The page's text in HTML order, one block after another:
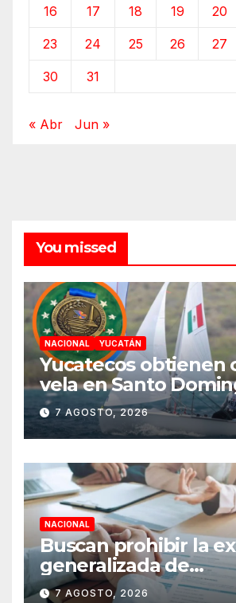
16 17 18 19 20
23 24 25 26 27
30 31
« Abr Jun »
You missed
NACIONAL YUCATÁN
Yucatecos obtienen
vela en Santo
7 AGOSTO, 2026
NACIONAL
Buscan prohibir la
generalizada de
antecedentes
7 AGOSTO, 2026